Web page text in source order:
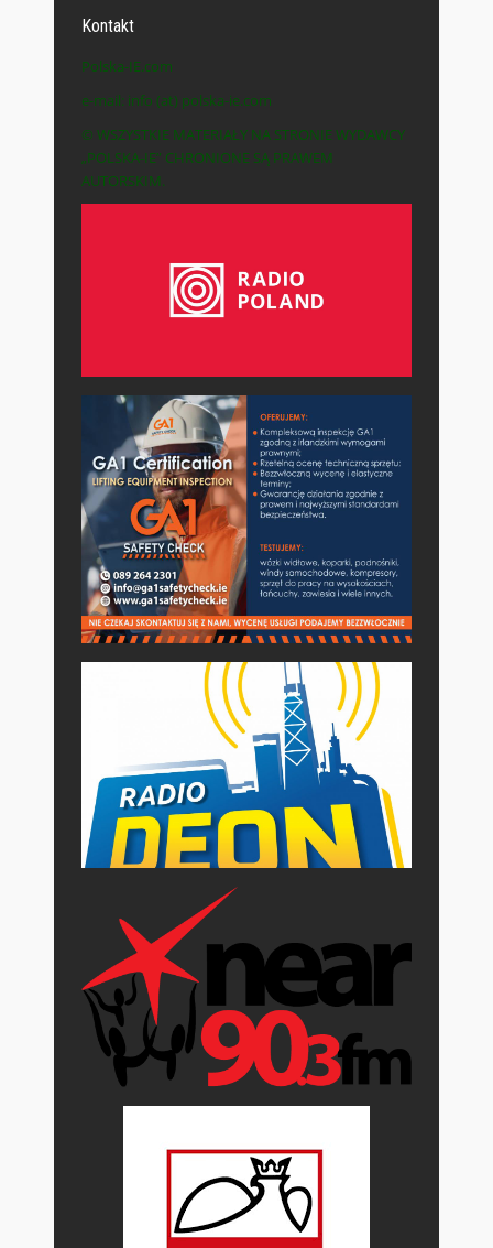
Kontakt
Polska-IE.com
e-mail: info (at) polska-ie.com
© WSZYSTKIE MATERIAŁY NA STRONIE WYDAWCY
„POLSKA-IE” CHRONIONE SĄ PRAWEM
AUTORSKIM.